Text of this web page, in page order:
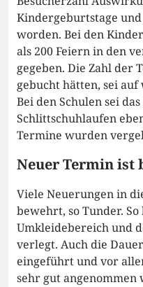
Kindergeburtstage
worden. Bei den
als 200 Feiern in den
gegeben. Die Zahl der
gebucht hätten, sei
Bei den Schulen sei
Schlittschuhlaufen
Termine wurden
Neuer Termin ist
Viele Neuerungen in
bewehrt, so Tunder.
Umkleidebereich und
verlegt. Auch die
eingeführt und vor
sehr gut angenommen